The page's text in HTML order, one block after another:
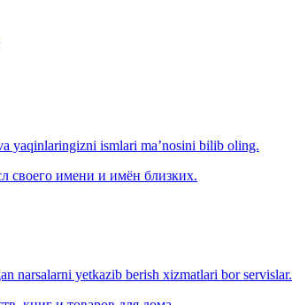
yaqinlaringizni ismlari ma’nosini bilib oling.
своего имени и имён близких.
narsalarni yetkazib berish xizmatlari bor servislar.